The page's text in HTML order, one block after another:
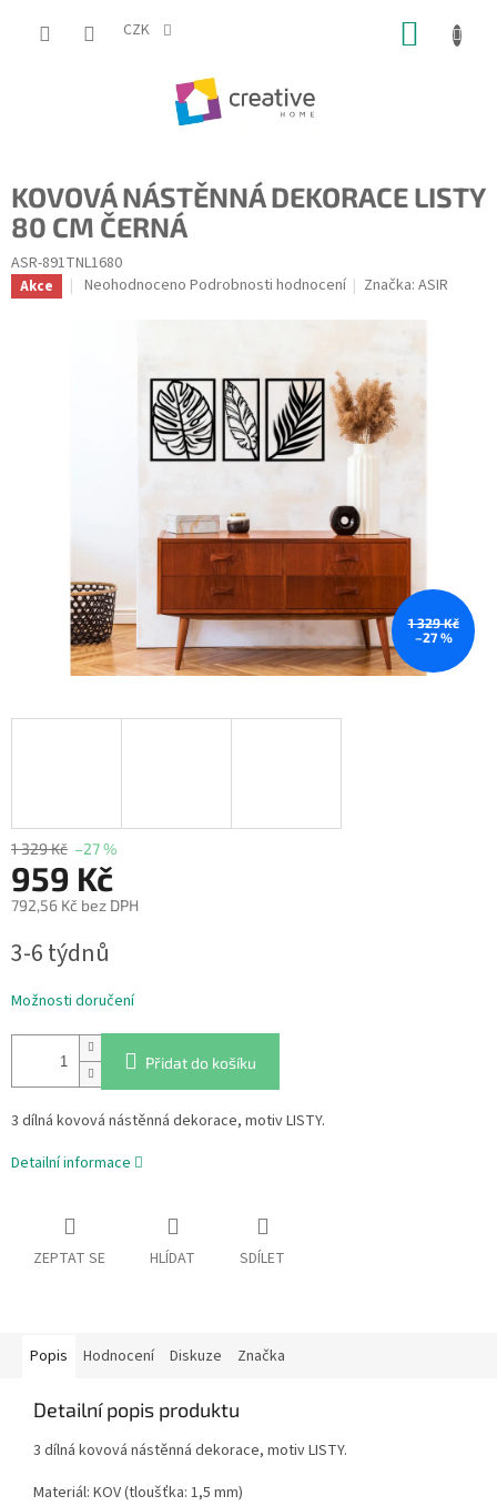
CZK
KOVOVÁ NÁSTĚNNÁ DEKORACE LISTY
80 CM ČERNÁ
ASR-891TNL1680
Akce
Průměrné
hvězdiček.
Neohodnoceno Podrobnosti hodnocení Značka:ASIR
1 329 Kč
–27 %
1 329 Kč –27 %
959 Kč
792,56 Kč bez DPH
cena:
3-6 týdnů
Možnosti doručení
Přidat do košíku
3 dílná kovová nástěnná dekorace, motiv LISTY.
Detailní informace
ZEPTAT SE HLÍDAT SDÍLET
Popis Hodnocení Diskuze Značka
Detailní popis produktu
3 dílná kovová nástěnná dekorace, motiv LISTY.
Materiál: KOV (tloušťka: 1,5 mm)